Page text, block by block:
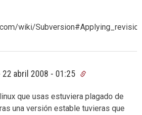
wiki/
22 abril 2008 - 01:25
que usas estuviera plagado de
una versión estable tuvieras que